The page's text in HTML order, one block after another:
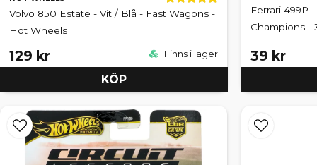
Volvo 850 Estate - Vit / Blå - Fast Wagons -
Hot Wheels
129 kr Finns i lager
KÖP
Ferrari 499P
Champions -
39 kr